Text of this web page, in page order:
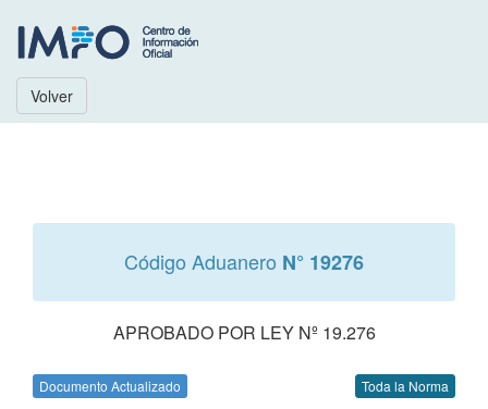
Volver
Código Aduanero N° 19276
APROBADO POR LEY Nº 19.276
Documento Actualizado Toda la Norma